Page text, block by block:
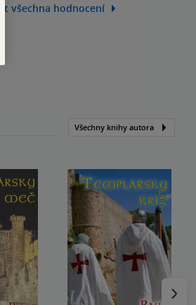
všechna hodnocení
Všechny knihy autora